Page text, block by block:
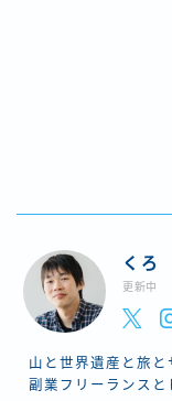
くろ
更新中
山と世界遺産と旅と
副業フリーランスと